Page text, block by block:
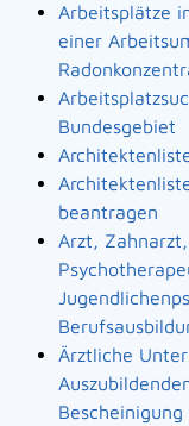
Arbeitsplätze
einer
Bundesgebiet
beantragen
Arzt,
Ärztliche